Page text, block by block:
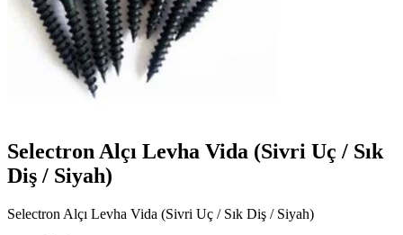
Selectron Alçı Levha Vida (Sivri Uç / Sık
Diş / Siyah)
Selectron Alçı Levha Vida (Sivri Uç / Sık Diş / Siyah)